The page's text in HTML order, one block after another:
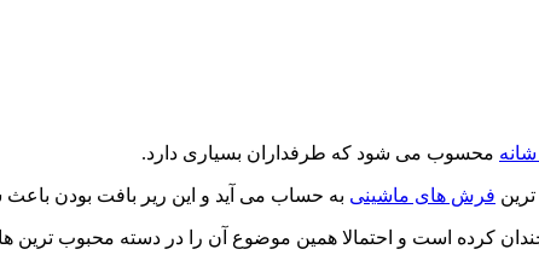
محسوب می شود که طرفداران بسیاری دارد.
فرش های ماشینی به حساب می آید و این ریر بافت بودن
کرده است و احتمالا همین موضوع آن را در دسته محبوب ترین